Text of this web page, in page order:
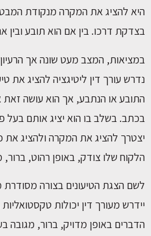
היא להציג את המקרה מנקודת
בצדקת דרכו. בין אם הוא תובע ובין
במציאות, המצב מעט שונה אך
נדרש עורך דין ליטיגציה להציג את
התובע או הנתבע, אך הוא עושה זאת
בכתב. בשלב בו הוא יציג אותם בעל
יצטרך להציג את המקרה ולהציג את
הלקוח שלו צודק, באופן רהוט, ברור,
לשם הצגת הטיעונים בצורה מסודרת
יידרש מעורך דין יכולות
הדברים באופן מדויק, ברור, מגובה